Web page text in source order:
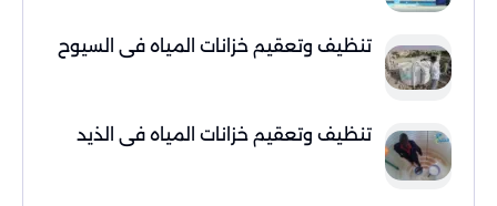
تنظيف وتعقيم خزانات المياه في السيوح
تنظيف وتعقيم خزانات المياه في الذيد